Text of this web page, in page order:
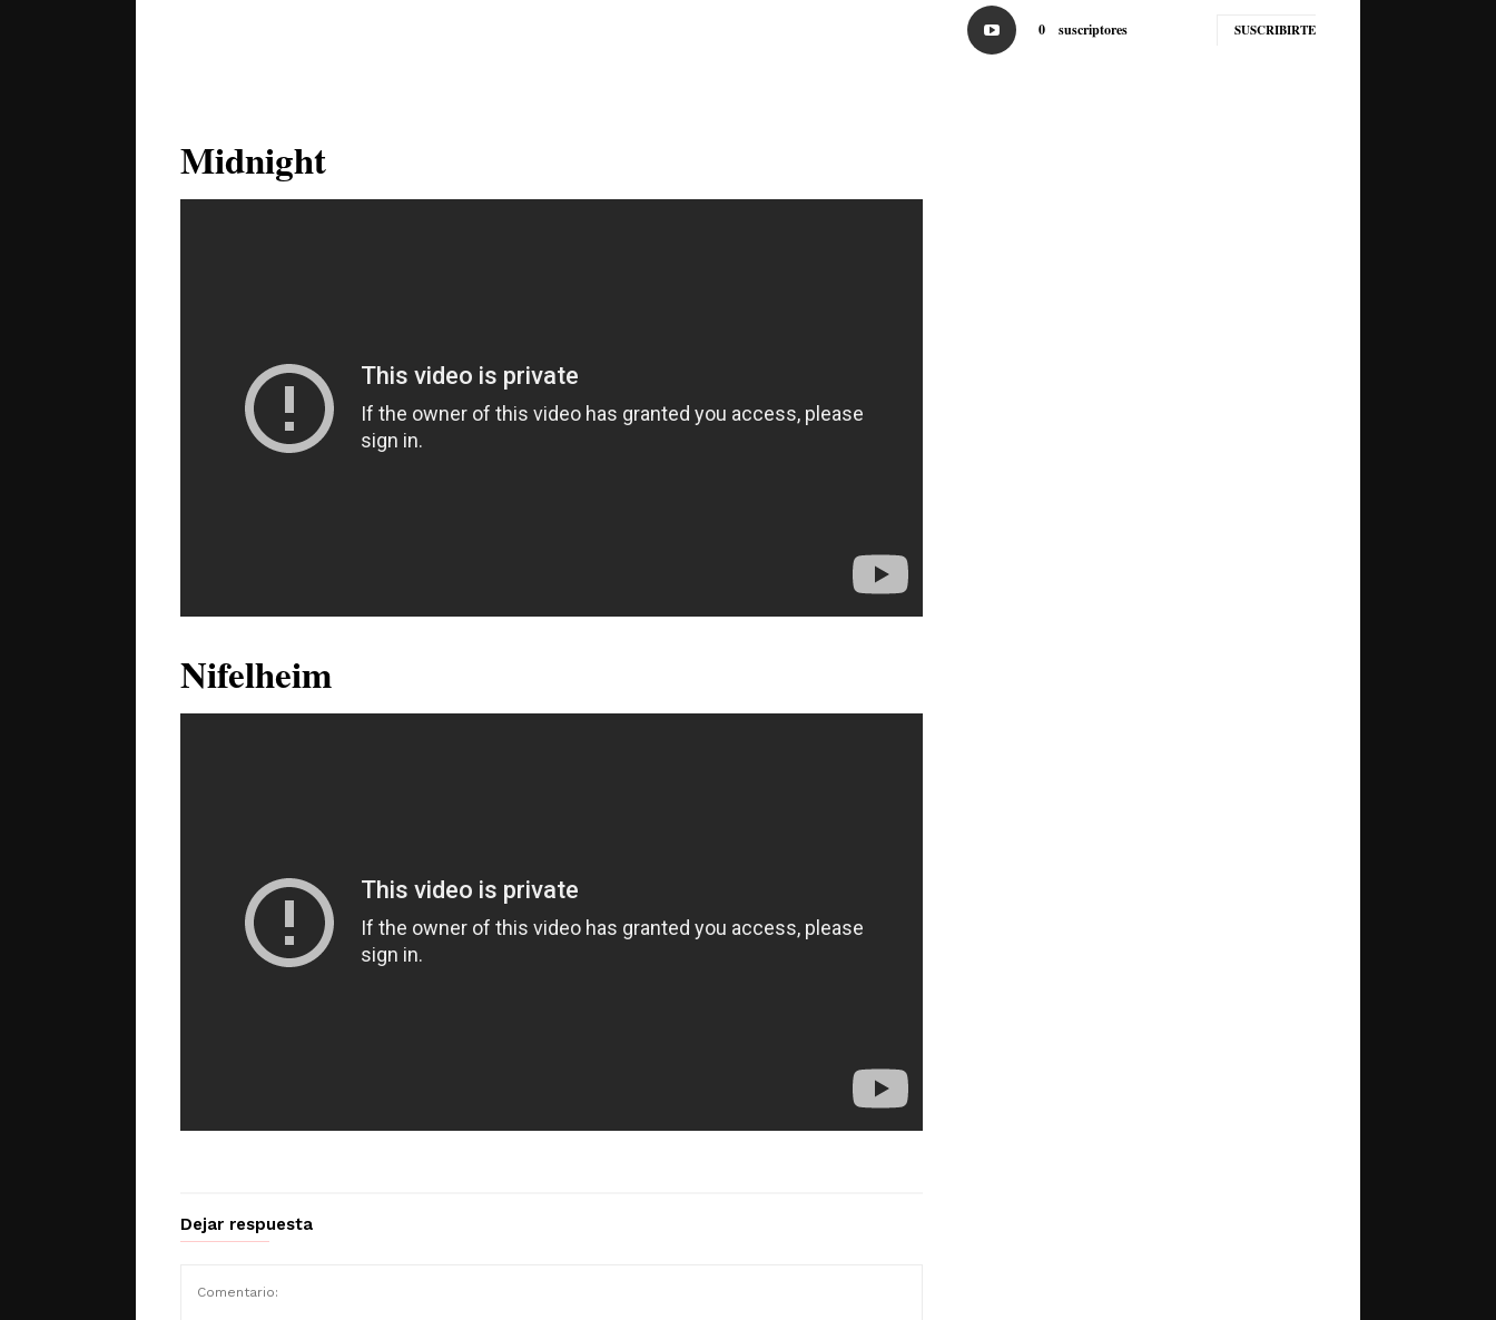
Midnight
Nifelheim
Dejar respuesta
0 suscriptores SUSCRIBIRTE